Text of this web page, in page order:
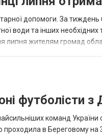
допомоги. За тиждень
води та інших
липня жителям громад
футболісти з
команд України
проходила в Береговому